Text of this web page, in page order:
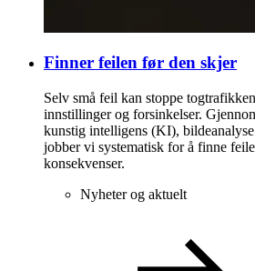
Finner feilen før den skjer
Selv små feil kan stoppe
innstillinger og forsinkelser.
kunstig intelligens (KI),
jobber vi systematisk for å finne
konsekvenser.
Nyheter og aktuelt